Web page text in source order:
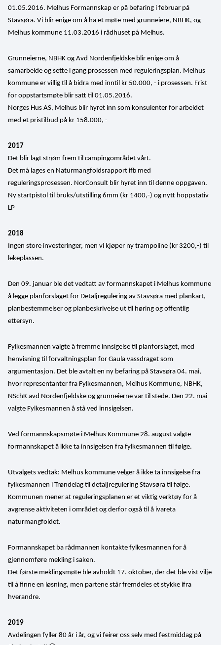
01.05.2016. Melhus Formannskap er på befaring i februar på
Stavsøra. Vi blir enige om å ha et møte med grunneiere, NBHK, og
Melhus kommune 11.03.2016 i rådhuset på Melhus.
Grunneierne, NBHK og Avd Nordenfjeldske blir enige om å
samarbeide og sette i gang prosessen med reguleringsplan. Melhus
kommune er villig til å bidra med inntil kr 50.000, - i prosessen. Frist
for oppstartsmøte blir satt til 01.05.2016.
Norges Hus AS, Melhus blir hyret inn som konsulenter for arbeidet
med et pristilbud på kr 158.000, -
2017
Det blir lagt strøm frem til campingområdet vårt.
Det må lages en Naturmangfoldsrapport ifb med
reguleringsprosessen. NorConsult blir hyret inn til denne oppgaven.
Ny startpistol til bruks/utstilling 6mm (kr 1400,-) og nytt hoppstativ
LP
2018
Ingen store investeringer, men vi kjøper ny trampoline (kr 3200,-) til
lekeplassen.
Den 09. januar ble det vedtatt av formannskapet i Melhus kommune
å legge planforslaget for Detaljregulering av Stavsøra med plankart,
planbestemmelser og planbeskrivelse ut til høring og offentlig
ettersyn.
Fylkesmannen valgte å fremme innsigelse til planforslaget, med
henvisning til forvaltningsplan for Gaula vassdraget som
argumentasjon. Det ble avtalt en ny befaring på Stavsøra 04. mai,
hvor representanter fra Fylkesmannen, Melhus Kommune, NBHK,
NSchK avd Nordenfjeldske og grunneierne var til stede. Den 22. mai
valgte Fylkesmannen å stå ved innsigelsen.
Ved formannskapsmøte i Melhus Kommune 28. august valgte
formannskapet å ikke ta innsigelsen fra fylkesmannen til følge.
Utvalgets vedtak: Melhus kommune velger å ikke ta innsigelse fra
fylkesmannen i Trøndelag til detaljregulering Stavsøra til følge.
Kommunen mener at reguleringsplanen er et viktig verktøy for å
avgrense aktiviteten i området og derfor også til å ivareta
naturmangfoldet.
Formannskapet ba rådmannen kontakte fylkesmannen for å
gjennomføre mekling i saken.
Det første meklingsmøte ble avholdt 17. oktober, der det ble vist vilje
til å finne en løsning, men partene står fremdeles et stykke ifra
hverandre.
2019
Avdelingen fyller 80 år i år, og vi feirer oss selv med festmiddag på